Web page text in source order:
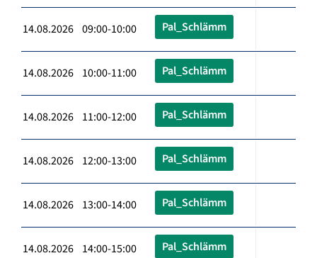
14.08.2026 09:00-10:00 Pal_Schlämm
14.08.2026 10:00-11:00 Pal_Schlämm
14.08.2026 11:00-12:00 Pal_Schlämm
14.08.2026 12:00-13:00 Pal_Schlämm
14.08.2026 13:00-14:00 Pal_Schlämm
14.08.2026 14:00-15:00 Pal_Schlämm